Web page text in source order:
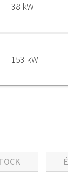
38 kW
153 kW